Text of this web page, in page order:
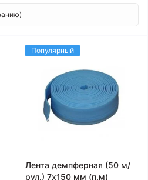
Популярный
Лента демпферная (50 м/
рул.) 7x150 мм (п.м)